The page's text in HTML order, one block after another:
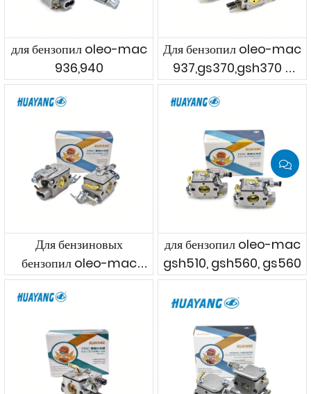
для бензопил oleo-mac
936,940
Для бензопил oleo-mac
937,gs370,gsh370 и
efco 137,mt3700
Для бензиновых
бензопил oleo-mac
941c/cx и efco 141s/sp
и т. д.
для бензопил oleo-mac
gsh510, gsh560, gs560